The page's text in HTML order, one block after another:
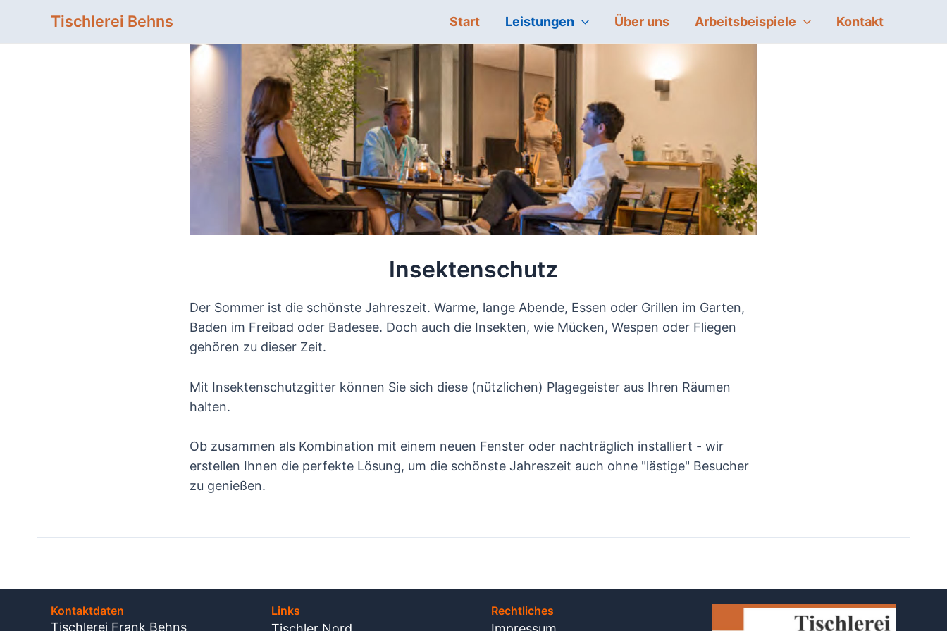
Tischlerei Behns Start Leistungen Über uns Arbeitsbeispiele Kontakt
Insektenschutz
Der Sommer ist die schönste Jahreszeit. Warme, lange Abende, Essen oder Grillen im Garten,
Baden im Freibad oder Badesee. Doch auch die Insekten, wie Mücken, Wespen oder Fliegen
gehören zu dieser Zeit.
Mit Insektenschutzgitter können Sie sich diese (nützlichen) Plagegeister aus Ihren Räumen
halten.
Ob zusammen als Kombination mit einem neuen Fenster oder nachträglich installiert - wir
erstellen Ihnen die perfekte Lösung, um die schönste Jahreszeit auch ohne "lästige" Besucher
zu genießen.
Kontaktdaten
Tischlerei Frank Behns
Links Rechtliches